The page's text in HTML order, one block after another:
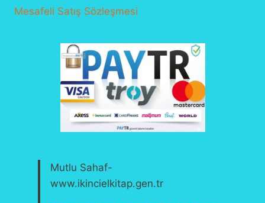
Mesafeli Satış Sözleşmesi
Mutlu Sahaf-
www.ikincielkitap.gen.tr